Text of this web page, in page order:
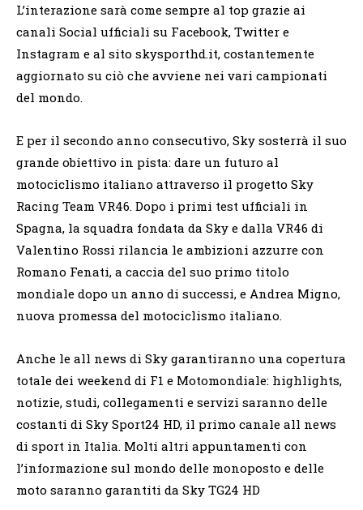
L’interazione sarà come sempre al top grazie ai
canali Social ufficiali su Facebook, Twitter e
Instagram e al sito skysporthd.it, costantemente
aggiornato su ciò che avviene nei vari campionati
del mondo.
E per il secondo anno consecutivo, Sky sosterrà il suo
grande obiettivo in pista: dare un futuro al
motociclismo italiano attraverso il progetto Sky
Racing Team VR46. Dopo i primi test ufficiali in
Spagna, la squadra fondata da Sky e dalla VR46 di
Valentino Rossi rilancia le ambizioni azzurre con
Romano Fenati, a caccia del suo primo titolo
mondiale dopo un anno di successi, e Andrea Migno,
nuova promessa del motociclismo italiano.
Anche le all news di Sky garantiranno una copertura
totale dei weekend di F1 e Motomondiale: highlights,
notizie, studi, collegamenti e servizi saranno delle
costanti di Sky Sport24 HD, il primo canale all news
di sport in Italia. Molti altri appuntamenti con
l’informazione sul mondo delle monoposto e delle
moto saranno garantiti da Sky TG24 HD